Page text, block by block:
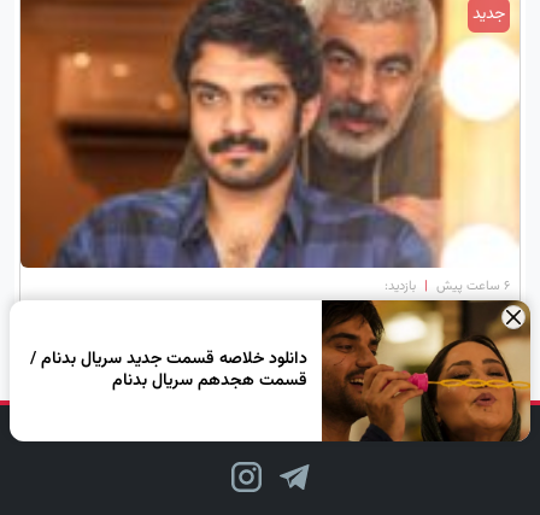
جدید
۶ ساعت پیش | بازدید:
بیوگرافی سورنا صحت پسر سروش صحت×
دانلود خلاصه قسمت جدید سریال بدنام /
قسمت هجدهم سریال بدنام
دنبال کن، لبخند بزن!